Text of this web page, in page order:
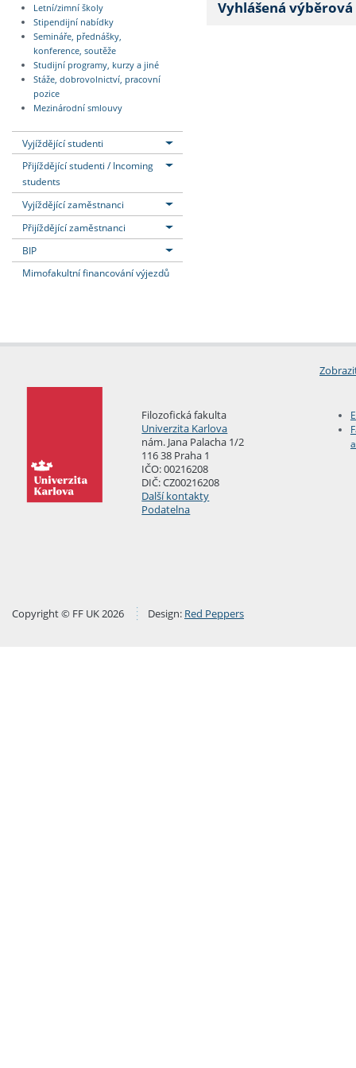
Letní/zimní školy
Stipendijní nabídky
Semináře, přednášky,
konference, soutěže
Studijní programy, kurzy a jiné
Stáže, dobrovolnictví, pracovní
pozice
Mezinárodní smlouvy
Vyjíždějící studenti
Přijíždějící studenti / Incoming
students
Vyjíždějící zaměstnanci
Přijíždějící zaměstnanci
BIP
Mimofakultní financování výjezdů
Vyhlášená
Filozofická fakulta
Univerzita Karlova
nám. Jana Palacha 1/2
116 38 Praha 1
IČO: 00216208
DIČ: CZ00216208
Další kontakty
Podatelna
Copyright © FF UK 2026 Design: Red Peppers